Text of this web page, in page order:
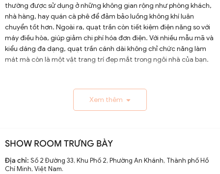
thường được sử dụng ở những không gian rộng như phòng khách,
nhà hàng, hay quán cà phê để đảm bảo luồng không khí luân
chuyển tốt hơn. Ngoài ra, quạt trần còn tiết kiệm điện năng so với
máy điều hòa, giúp giảm chi phí hóa đơn điện. Với nhiều mẫu mã và
kiểu dáng đa dạng, quạt trần cánh dài không chỉ chức năng làm
mát mà còn là một vật trang trí đẹp mắt trong ngôi nhà của bạn.
1.1. Lịch Sử và Sự Phát Triển
pháp thông gió hiệu quả ở các khu vực nhiệt đới. Ban đầu
được làm thủ công và chạy bằng điện từ pin, chúng
nhanh chóng phát triển với sự tiến bộ của công nghệ
điện.
Xem thêm
SHOW ROOM TRƯNG BÀY
Địa chỉ: Số 2 Đường 33, Khu Phố 2, Phường An Khánh, Thành phố Hồ
Chí Minh, Việt Nam.